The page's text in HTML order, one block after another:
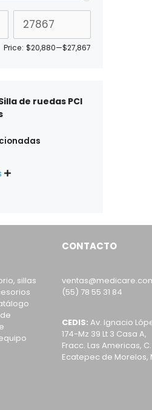
Price: $20,880—$27,867
de ruedas PCI

sillas
CONTACTO
(55) 78 55 31 84
CEDIS: Av. Ignacio
174-Mz 39 Lt 3 Casa A,
Fracc. Las Americas,
Ecatepec de Morelos,